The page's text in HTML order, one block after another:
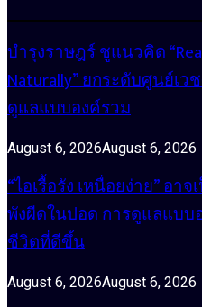
บำรุงราษฎร์ ชูแนวคิด
Naturally” ยกระดับศูนย์เ
ดูแลแบบองค์รวม
August 6, 2026August 6, 2026
“ไอเรื้อรัง เหนื่อยง่าย” อ
พังผืดในปอด การดูแลแบ
ชีวิตที่ดีขึ้น
August 6, 2026August 6, 2026